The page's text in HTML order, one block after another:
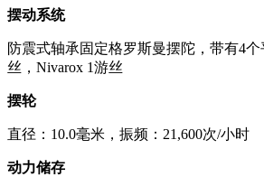
摆动系统
防震式轴承固定格罗斯曼摆陀，带有4
丝，Nivarox 1游丝
摆轮
直径：10.0毫米，振频：21,600次/小时
动力储存